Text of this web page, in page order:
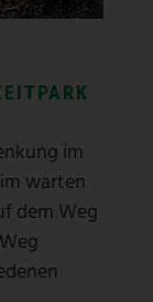
AM
Lahde
Gelände
einer
fiel auf